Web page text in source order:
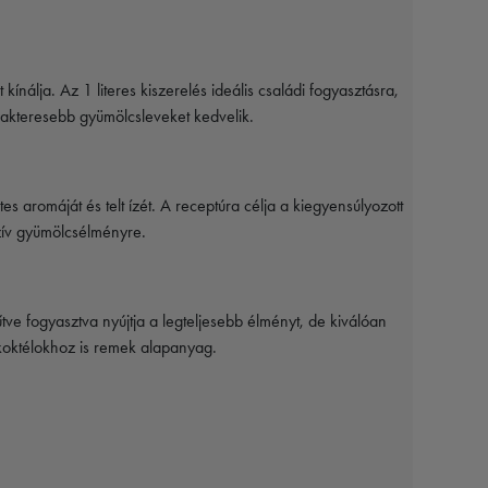
Az 1 literes kiszerelés ideális családi fogyasztásra,
gyümölcsleveket kedvelik.
aromáját és telt ízét. A receptúra célja a kiegyensúlyozott
gyümölcsélményre.
fogyasztva nyújtja a legteljesebb élményt, de kiválóan
is remek alapanyag.